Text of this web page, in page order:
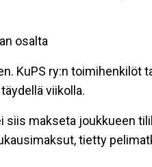
osalta
KuPS ry:n toimihenkilöt
viikolla.
siis makseta joukkueen
tietty